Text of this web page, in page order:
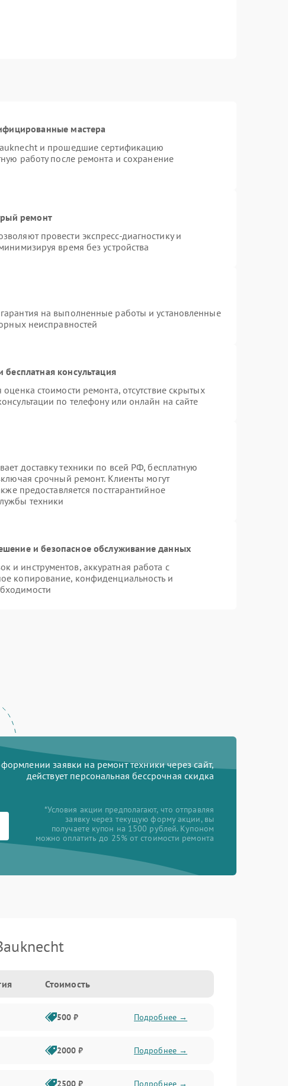
мастера
и прошедшие сертификацию
работу после ремонта и сохранение
ремонт
провести экспресс-диагностику и
время без устройства
на выполненные работы и установленные
неисправностей
консультация
стоимости ремонта, отсутствие скрытых
по телефону или онлайн на сайте
доставку техники по всей РФ, бесплатную
срочный ремонт. Клиенты могут
предоставляется постгарантийное
техники
и безопасное обслуживание данных
и инструментов, аккуратная работа с
копирование, конфиденциальность и
заявки на ремонт техники через сайт,
действует персональная бессрочная скидка
*Условия акции предполагают, что отправляя
заявку через текущую форму акции, вы
получаете купон на 1500 рублей. Купоном
можно оплатить до 25% от стоимости ремонта
Стоимость
500 ₽ Подробнее →
2000 ₽ Подробнее →
2500 ₽ Подробнее →